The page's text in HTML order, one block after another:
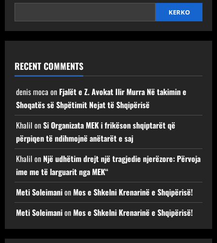
KERKO
RECENT COMMENTS
denis moca on Fjalët e Z. Avokat Ilir Murra Në takimin e
Shoqatës së Shpëtimit Nejat të Shqipërisë
Khalil onSi Organizata MEK i frikëson shqiptarët që
përpiqen të ndihmojnë anëtarët e saj
Khalil on Një udhëtim drejt një tragjedie njerëzore: Përvoja
ime me të larguarit nga MEK“
Meti Soleimanion Mos e Shkelni Krenarinë e Shqipërisë!
Meti Soleimanion Mos e Shkelni Krenarinë e Shqipërisë!